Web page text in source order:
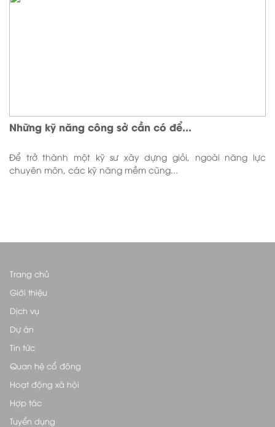
Những kỹ năng công sở cần có để...
Để trở thành một kỹ sư xây dựng giỏi, ngoài năng lực
chuyên môn, các kỹ năng mềm cũng...
Trang chủ
Giới thiệu
Dịch vụ
Dự án
Tin tức
Quan hệ cổ đông
Hoạt động xã hội
Hợp tác
Tuyển dụng